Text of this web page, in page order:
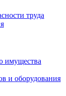
труда
имущества
и оборудования